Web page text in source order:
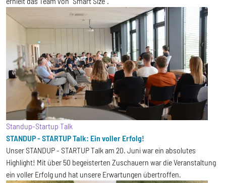
Standup-Startup Talk
STANDUP - STARTUP Talk: Ein voller Erfolg!
Unser STANDUP - STARTUP Talk am 20. Juni war ein absolutes
Highlight! Mit über 50 begeisterten Zuschauern war die Veranstaltung
ein voller Erfolg und hat unsere Erwartungen übertroffen.